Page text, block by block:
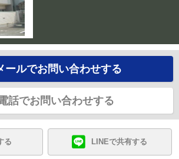
ールでお問い合わせする
話でお問い合わせする
る LINEで共有する